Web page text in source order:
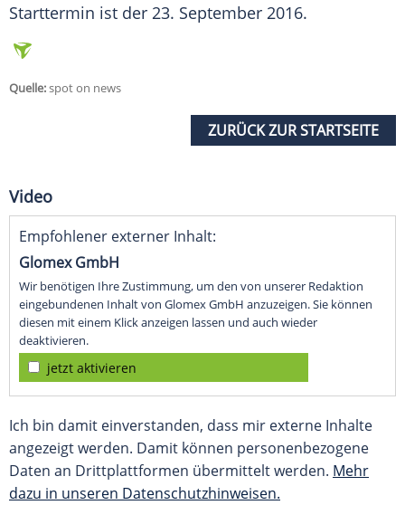
Starttermin ist der 23. September 2016.
Quelle:spot on news
ZURÜCK ZUR STARTSEITE
Video
Empfohlener externer Inhalt:
Glomex GmbH
Wir benötigen Ihre Zustimmung, um den von unserer Redaktion
eingebundenen Inhalt von Glomex GmbH anzuzeigen. Sie können
diesen mit einem Klick anzeigen lassen und auch wieder
deaktivieren.
jetzt aktivieren
Ich bin damit einverstanden, dass mir externe Inhalte
angezeigt werden. Damit können personenbezogene
Daten an Drittplattformen übermittelt werden. Mehr
dazu in unseren Datenschutzhinweisen.